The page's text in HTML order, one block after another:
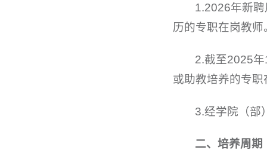
1.2026年新
历的专职在岗教师
2.截至2025
或助教培养的专职
3.经学院（部
二、培养周期